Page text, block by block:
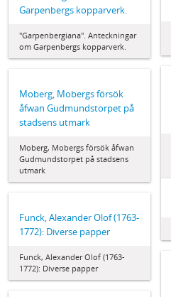
Garpenbergs kopparverk.
"Garpenbergiana". Anteckningar
om Garpenbergs kopparverk.
Moberg, Mobergs försök
åfwan Gudmundstorpet på
stadsens utmark
Moberg, Mobergs försök åfwan
Gudmundstorpet på stadsens
utmark
Funck, Alexander Olof (1763-
1772): Diverse papper
Funck, Alexander Olof (1763-
1772): Diverse papper